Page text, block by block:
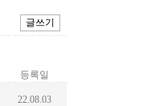
등록일
22.08.03